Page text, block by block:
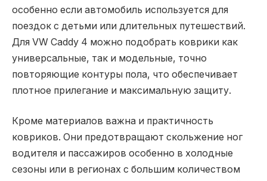
особенно если автомобиль используется для
поездок с детьми или длительных путешествий.
Для VW Caddy 4 можно подобрать коврики как
универсальные, так и модельные, точно
повторяющие контуры пола, что обеспечивает
плотное прилегание и максимальную защиту.
Кроме материалов важна и практичность
ковриков. Они предотвращают скольжение ног
водителя и пассажиров особенно в холодные
сезоны или в регионах с большим количеством